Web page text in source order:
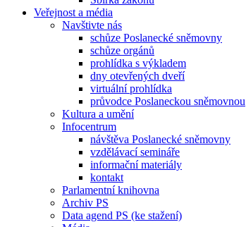
Veřejnost a média
Navštivte nás
schůze Poslanecké sněmovny
schůze orgánů
prohlídka s výkladem
dny otevřených dveří
virtuální prohlídka
průvodce Poslaneckou sněmovnou
Kultura a umění
Infocentrum
návštěva Poslanecké sněmovny
vzdělávací semináře
informační materiály
kontakt
Parlamentní knihovna
Archiv PS
Data agend PS (ke stažení)